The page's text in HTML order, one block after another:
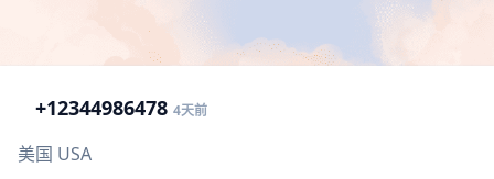
+12344986478 4天前
美国 USA